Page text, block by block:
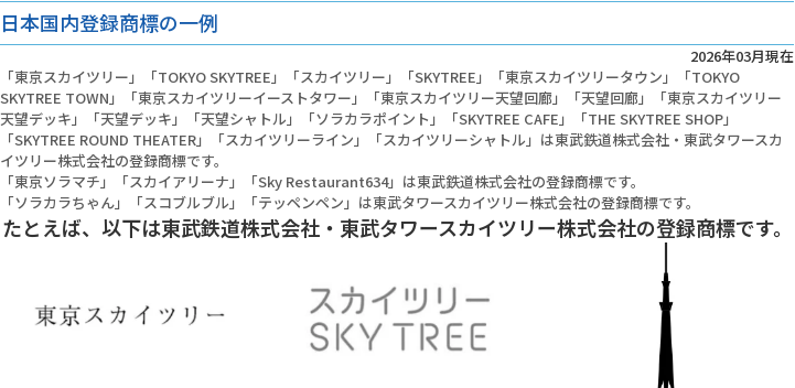
日本国内登録商標の一例
2026年03月現在
「東京スカイツリー」「TOKYO SKYTREE」「スカイツリー」「SKYTREE」「東京スカイツリータウン」「TOKYO
SKYTREE TOWN」「東京スカイツリーイーストタワー」「東京スカイツリー天望回廊」「天望回廊」「東京スカイツリー
天望デッキ」「天望デッキ」「天望シャトル」「ソラカラポイント」「SKYTREE CAFE」「THE SKYTREE SHOP」
「SKYTREE ROUND THEATER」「スカイツリーライン」「スカイツリーシャトル」は東武鉄道株式会社・東武タワースカ
イツリー株式会社の登録商標です。
「東京ソラマチ」「スカイアリーナ」「Sky Restaurant634」は東武鉄道株式会社の登録商標です。
「ソラカラちゃん」「スコブルブル」「テッペンペン」は東武タワースカイツリー株式会社の登録商標です。
たとえば、以下は東武鉄道株式会社・東武タワースカイツリー株式会社の登録商標です。